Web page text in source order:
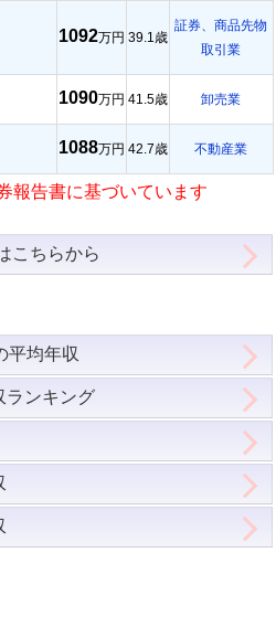
1092万円 39.1歳
証券、商品先物
取引業
1090万円 41.5歳 卸売業
1088万円 42.7歳 不動産業
報告書に基づいています
こちらから
平均年収
ランキング